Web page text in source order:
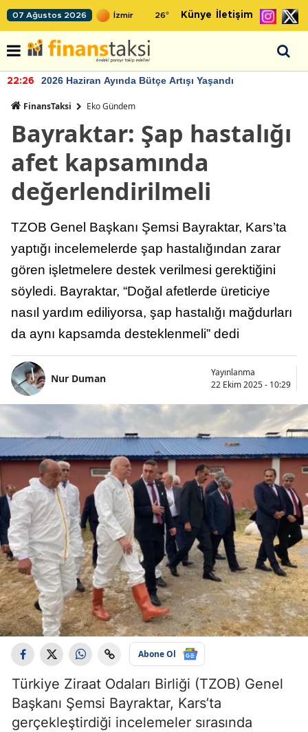
07 Ağustos 2026 26° Künye İletişim
22:26 2026 Haziran Ayında Bütçe Artışı Yaşandı
FinansTaksi Eko Gündem
Bayraktar: Şap hastalığı
afet kapsamında
değerlendirilmeli
TZOB Genel Başkanı Şemsi Bayraktar, Kars’ta
yaptığı incelemelerde şap hastalığından zarar
gören işletmelere destek verilmesi gerektiğini
söyledi. Bayraktar, “Doğal afetlerde üreticiye
nasıl yardım ediliyorsa, şap hastalığı mağdurları
da aynı kapsamda desteklenmeli” dedi
Nur Duman
Yayınlanma
22 Ekim 2025 - 10:29
Abone Ol
Türkiye Ziraat Odaları Birliği (TZOB) Genel
Başkanı Şemsi Bayraktar, Kars’ta
gerçekleştirdiği incelemeler sırasında